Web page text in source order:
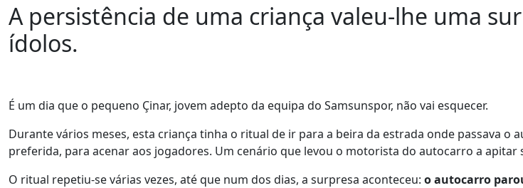
A persistência de uma criança valeu-lhe uma
ídolos.
É um dia que o pequeno Çinar, jovem adepto da equipa do Samsunspor, não vai esquecer.
Durante vários meses, esta criança tinha o ritual de ir para a beira da estrada onde passava o
preferida, para acenar aos jogadores. Um cenário que levou o motorista do autocarro a apitar
O ritual repetiu-se várias vezes, até que num dos dias, a surpresa aconteceu: o autocarro